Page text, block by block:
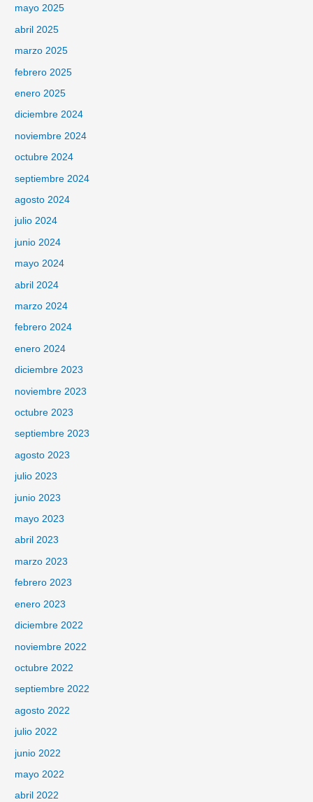
mayo 2025
abril 2025
marzo 2025
febrero 2025
enero 2025
diciembre 2024
noviembre 2024
octubre 2024
septiembre 2024
agosto 2024
julio 2024
junio 2024
mayo 2024
abril 2024
marzo 2024
febrero 2024
enero 2024
diciembre 2023
noviembre 2023
octubre 2023
septiembre 2023
agosto 2023
julio 2023
junio 2023
mayo 2023
abril 2023
marzo 2023
febrero 2023
enero 2023
diciembre 2022
noviembre 2022
octubre 2022
septiembre 2022
agosto 2022
julio 2022
junio 2022
mayo 2022
abril 2022